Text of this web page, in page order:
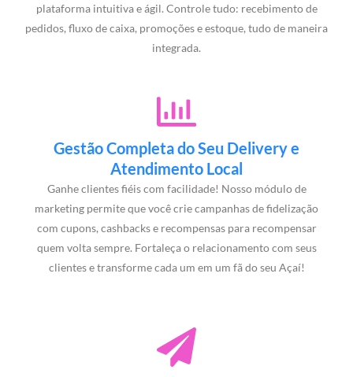
plataforma intuitiva e ágil. Controle tudo: recebimento de
pedidos, fluxo de caixa, promoções e estoque, tudo de maneira
integrada.
Gestão Completa do Seu Delivery e
Atendimento Local
Ganhe clientes fiéis com facilidade! Nosso módulo de
marketing permite que você crie campanhas de fidelização
com cupons, cashbacks e recompensas para recompensar
quem volta sempre. Fortaleça o relacionamento com seus
clientes e transforme cada um em um fã do seu Açaí!